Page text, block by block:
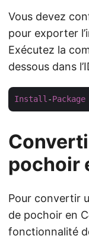
Vous devez
pour exporter
Exécutez la
dessous dans
Install -Package
pochoir
Pour convertir
de pochoir en
fonctionnalité